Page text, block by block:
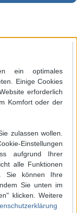
ein optimales
Einige Cookies
erforderlich
Komfort oder der
zulassen wollen.
Einstellungen
aufgrund Ihrer
alle Funktionen
Sie können Ihre
Sie unten im
klicken. Weitere